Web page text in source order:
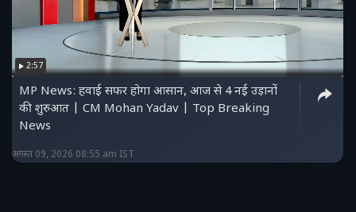
2:57
MP News: हवाई सफर होगा आसान, आज से 4 नई उड़ानों
की शुरुआत | CM Mohan Yadav | Top Breaking
News
अगस्त 09, 2026 08:55 am IST